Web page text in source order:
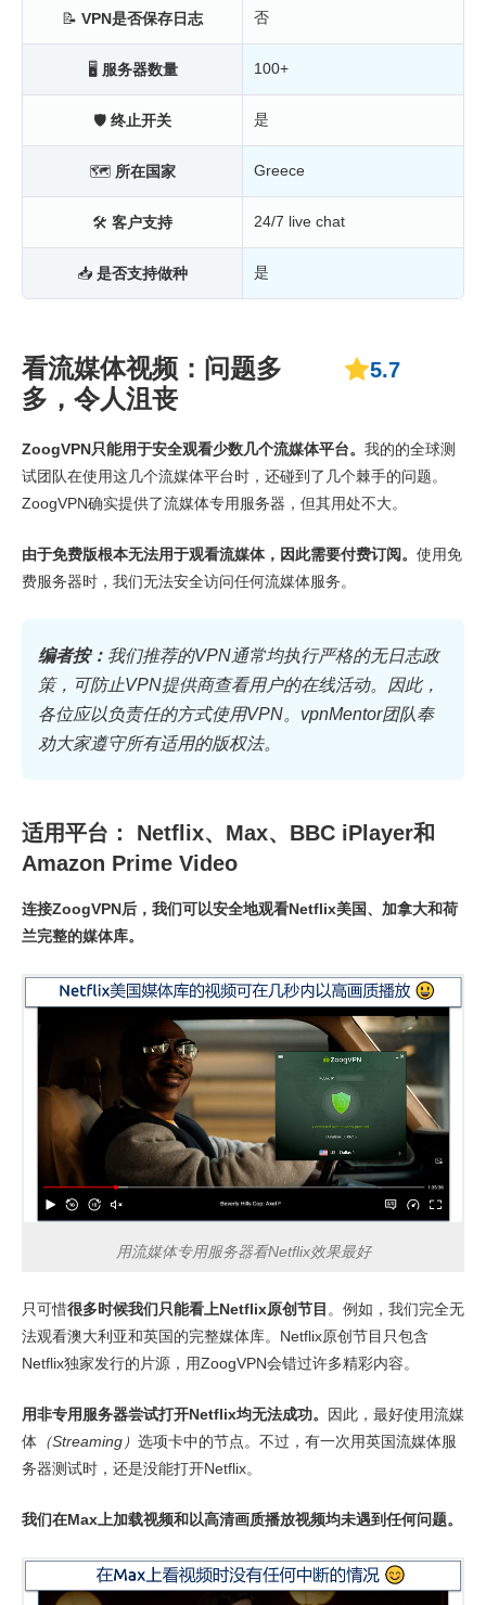
📝 VPN是否保存日志 否
🖥 服务器数量 100+
🛡 终止开关 是
🗺 所在国家 Greece
🛠 客户支持 24/7 live chat
📥 是否支持做种 是
看流媒体视频：问题多
多，令人沮丧
5.7
ZoogVPN只能用于安全观看少数几个流媒体平台。 我的的全球测
试团队在使用这几个流媒体平台时，还碰到了几个棘手的问题。
ZoogVPN确实提供了流媒体专用服务器，但其用处不大。
由于免费版根本无法用于观看流媒体，因此需要付费订阅。 使用免
费服务器时，我们无法安全访问任何流媒体服务。
编者按： 我们推荐的VPN通常均执行严格的无日志政
策，可防止VPN提供商查看用户的在线活动。因此，
各位应以负责任的方式使用VPN。vpnMentor团队奉
劝大家遵守所有适用的版权法。
适用平台： Netflix、Max、BBC iPlayer和
Amazon Prime Video
连接ZoogVPN后，我们可以安全地观看Netflix美国、加拿大和荷
兰完整的媒体库。
用流媒体专用服务器看Netflix效果最好
只可惜很多时候我们只能看上Netflix原创节目 。例如，我们完全无
法观看澳大利亚和英国的完整媒体库。Netflix原创节目只包含
Netflix独家发行的片源，用ZoogVPN会错过许多精彩内容。
用非专用服务器尝试打开Netflix均无法成功。 因此，最好使用流媒
体 （Streaming） 选项卡中的节点。不过，有一次用英国流媒体服
务器测试时，还是没能打开Netflix。
我们在Max上加载视频和以高清画质播放视频均未遇到任何问题。